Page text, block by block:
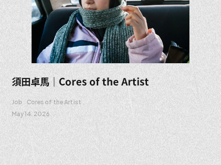
須田卓馬｜Cores of the Artist
Job
Cores of the Artist
May 14. 2026